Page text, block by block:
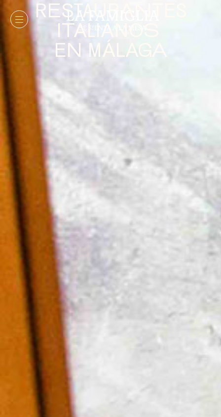
RESTAURANTES
ITALIANOS
EN MÁLAGA